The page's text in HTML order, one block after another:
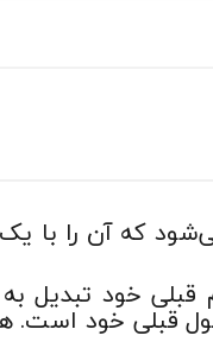
که آن را با
قبلی خود
بهتر از کنسول قبلی